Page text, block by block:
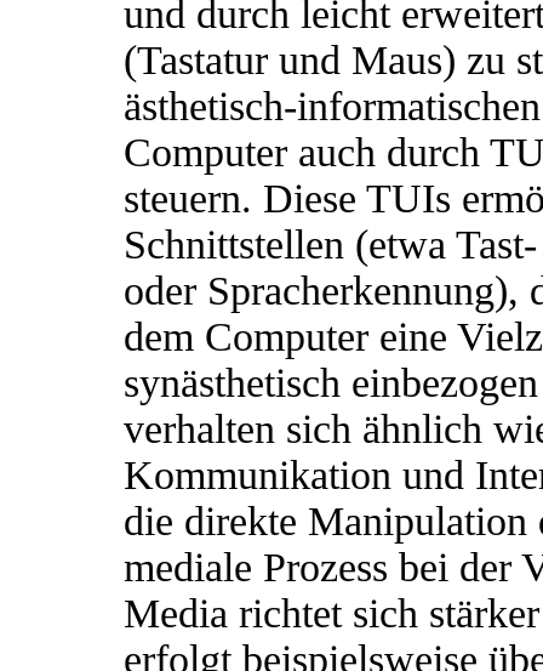
und durch leicht
(Tastatur und Maus) zu
ästhetisch-
Computer auch durch
steuern. Diese TUIs
Schnittstellen (etwa
oder Spracherkennung),
dem Computer eine
synästhetisch
verhalten sich ähnlich
Kommunikation und
die direkte
mediale Prozess bei der
Media richtet sich
erfolgt beispielsweise